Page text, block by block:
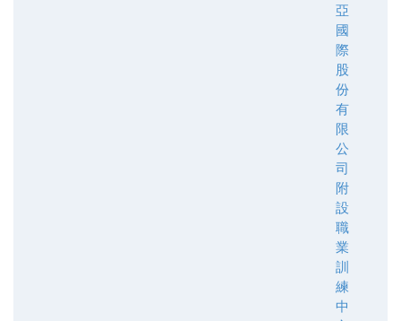
亞
國
際
股
份
有
限
公
司
附
設
職
業
訓
練
中